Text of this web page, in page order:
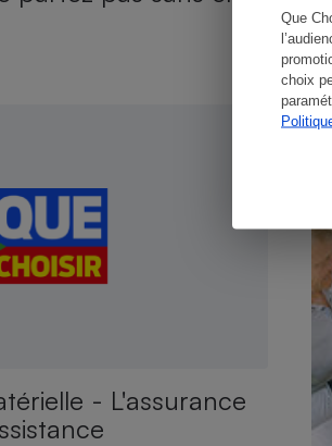
Que
choix
- L'assurance
Robot ménager